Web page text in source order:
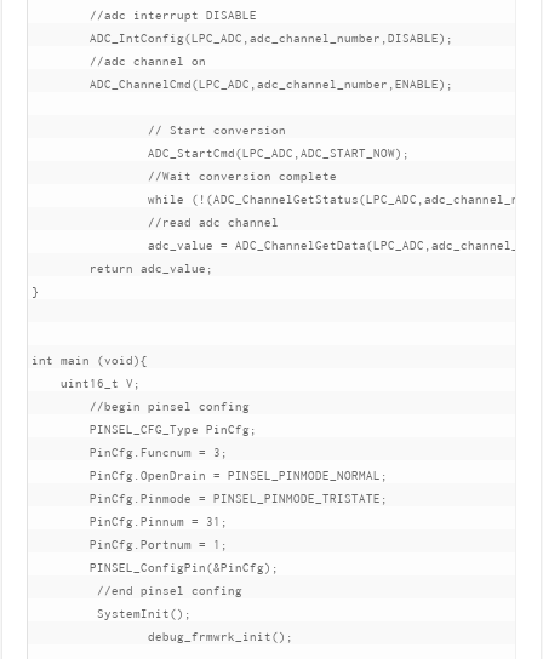
	ADC_IntConfig(LPC_ADC,adc_channel_number,DISABLE);
	ADC_ChannelCmd(LPC_ADC,adc_channel_number,ENABLE);
		ADC_StartCmd(LPC_ADC,ADC_START_NOW);
		while (!(ADC_ChannelGetStatus(LPC_ADC,adc_channel_number,ADC_DATA_DONE)));
		adc_value = ADC_ChannelGetData(LPC_ADC,adc_channel_number);
}
int main (void){
    uint16_t V;
	PINSEL_CFG_Type PinCfg;
	PinCfg.Funcnum = 3;
	PinCfg.OpenDrain = PINSEL_PINMODE_NORMAL;
	PinCfg.Pinmode = PINSEL_PINMODE_TRISTATE;
	PinCfg.Pinnum = 31;
	PinCfg.Portnum = 1;
	PINSEL_ConfigPin(&PinCfg);